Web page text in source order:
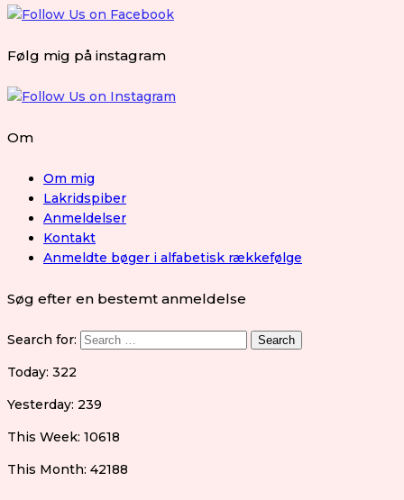
Følg mig på instagram
Om
Om mig
Lakridspiber
Anmeldelser
Kontakt
Anmeldte bøger i alfabetisk rækkefølge
Søg efter en bestemt anmeldelse
Search for:
Today: 322
Yesterday: 239
This Week: 10618
This Month: 42188